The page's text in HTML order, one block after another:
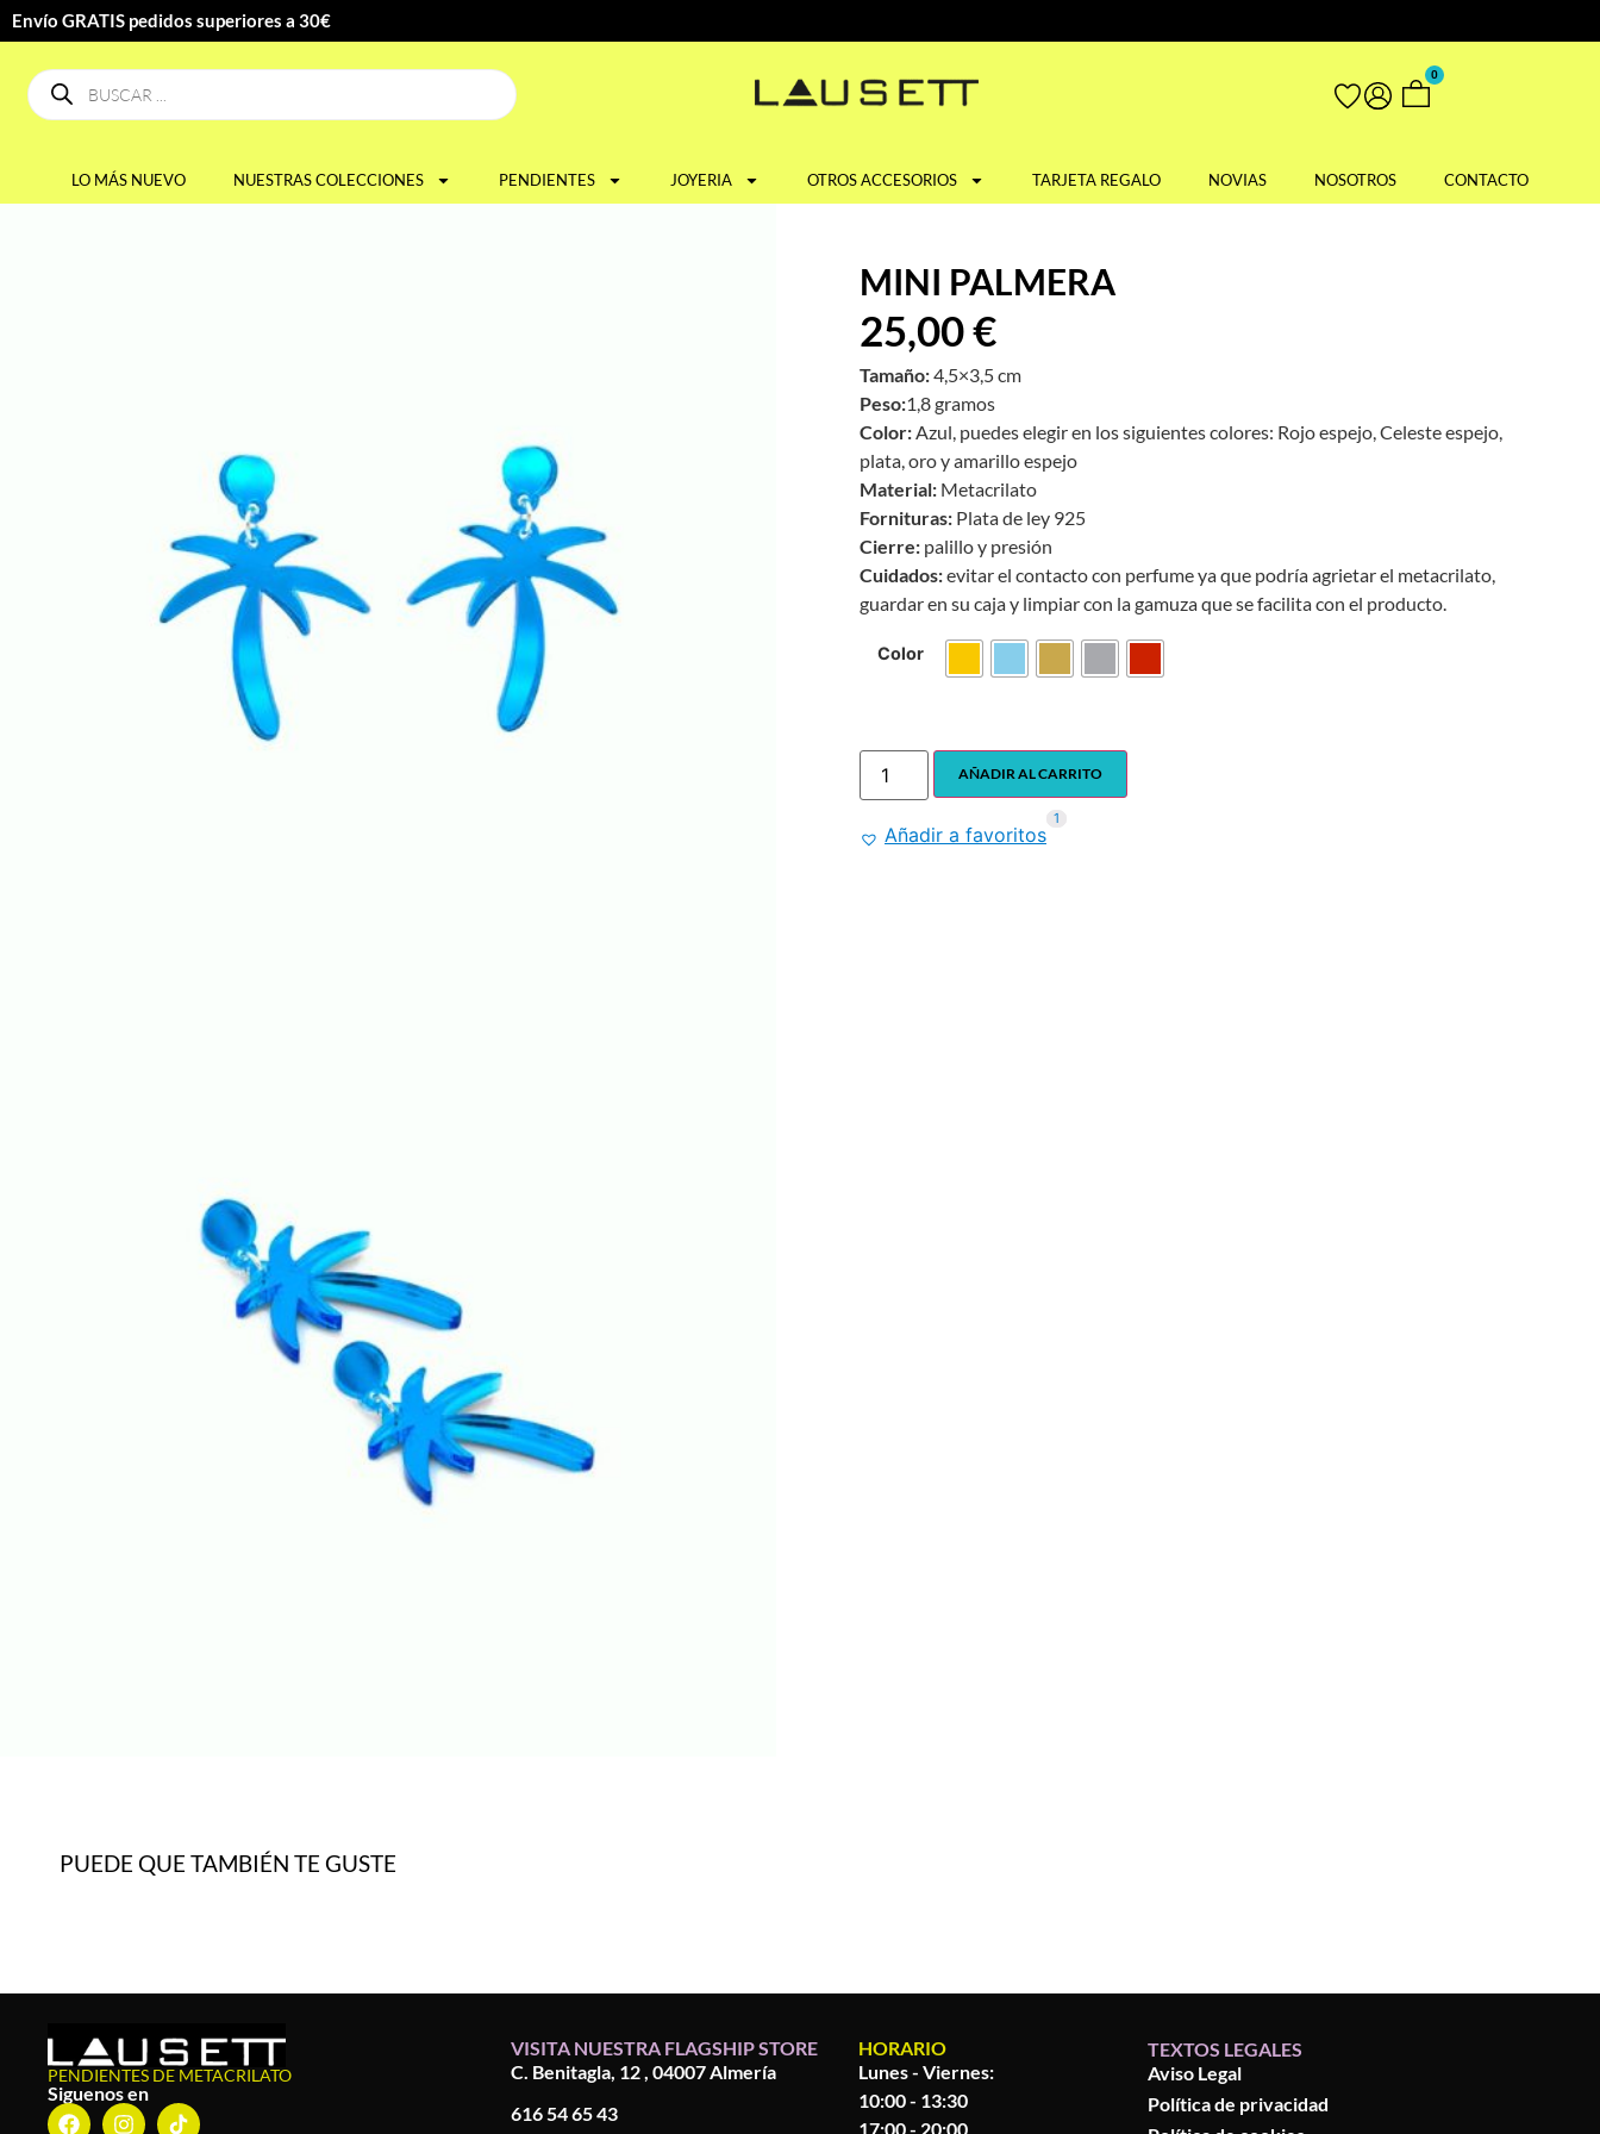
Envío GRATIS pedidos superiores a 30€
0
LO MÁS NUEVO NUESTRAS COLECCIONES PENDIENTES JOYERIA OTROS ACCESORIOS TARJETA REGALO NOVIAS NOSOTROS CONTACTO
MINI PALMERA
25,00€
Tamaño:4,5×3,5 cm
Peso:1,8 gramos
Color:Azul, puedes elegir en los siguientes colores: Rojo espejo, Celeste espejo,
plata, oro y amarillo espejo
Material: Metacrilato
Fornituras: Plata de ley 925
Cierre: palillo y presión
Cuidados:evitar el contacto con perfume ya que podría agrietar el metacrilato,
guardar en su caja y limpiar con la gamuza que se facilita con el producto.
Color
AÑADIR AL CARRITO
Añadir a favoritos
11
PUEDE QUE TAMBIÉN TE GUSTE
PENDIENTES DE METACRILATO
Siguenos en
VISITA NUESTRA FLAGSHIP STORE
C. Benitagla, 12 , 04007 Almería
616 54 65 43
HORARIO
Lunes - Viernes:
10:00 - 13:30
17:00 - 20:00
TEXTOS LEGALES
Aviso Legal
Política de privacidad